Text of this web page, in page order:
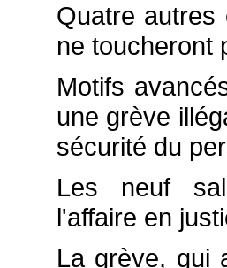
Quatre
ne toucheront
Motifs
une grève
sécurité du
Les neuf
l'affaire en
La grève, qui